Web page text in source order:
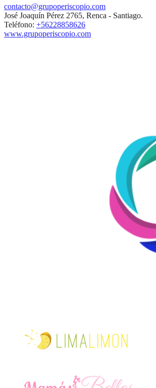
contacto@grupoperiscopio.com
José Joaquín Pérez 2765, Renca - Santiago.
Teléfono: +56228858626
www.grupoperiscopio.com